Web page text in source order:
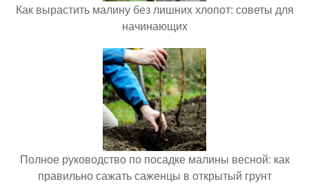
Как вырастить малину без лишних хлопот: советы для
начинающих
Полное руководство по посадке малины весной: как
правильно сажать саженцы в открытый грунт